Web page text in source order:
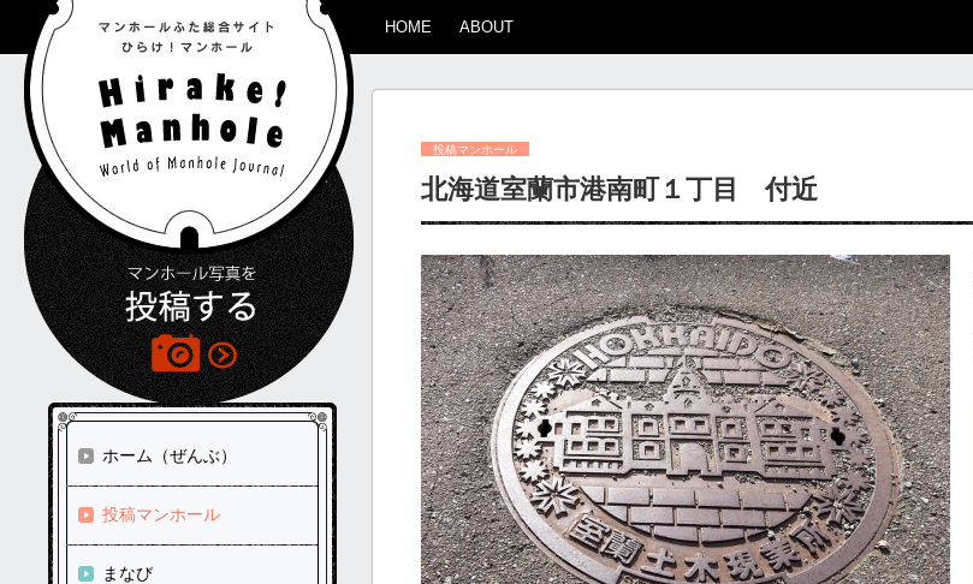
HOME ABOUT
ホーム（ぜんぶ）
投稿マンホール
まなび
投稿マンホール
北海道室蘭市港南町１丁目 付近